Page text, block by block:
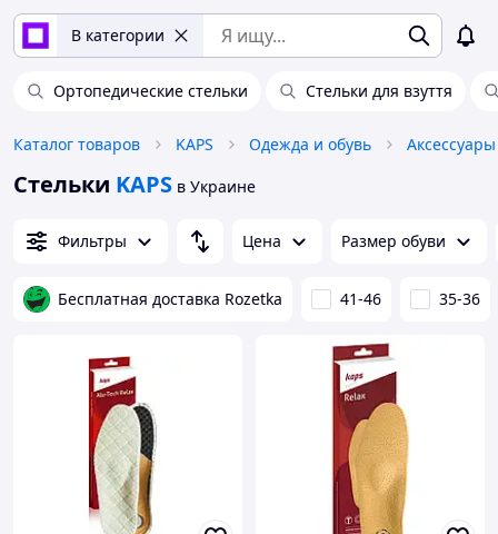
В категории
Ортопедические стельки Стельки для взуття
Каталог товаров KAPS Одежда и обувь
Стельки KAPS в Украине
Фильтры Цена Размер обуви
Бесплатная доставка Rozetka 41-46 35-36